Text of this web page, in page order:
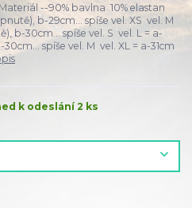
--90% bavlna 10% elastan
b-29cm... spíše vel. XS vel. M
b-30cm... spíše vel. S vel. L = a-
spíše vel. M vel. XL = a-31cm
k odeslání 2 ks